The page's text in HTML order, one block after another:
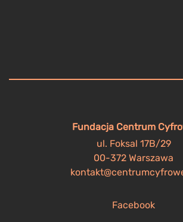
Fundacja Centrum
ul. Foksal 17B/29
00-372 Warszawa
Facebook